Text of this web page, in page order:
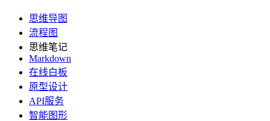
思维导图
流程图
思维笔记
Markdown
在线白板
原型设计
API服务
智能图形